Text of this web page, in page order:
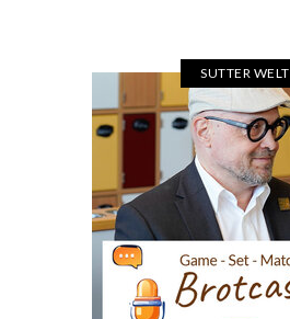
SUTTER WELT